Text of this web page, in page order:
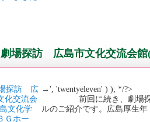
劇場探訪 広島市文化交流会館
→', 'twentyeleven' ) ); */?>
前回に続き、劇場探訪と
ルのご紹介です。広島厚生